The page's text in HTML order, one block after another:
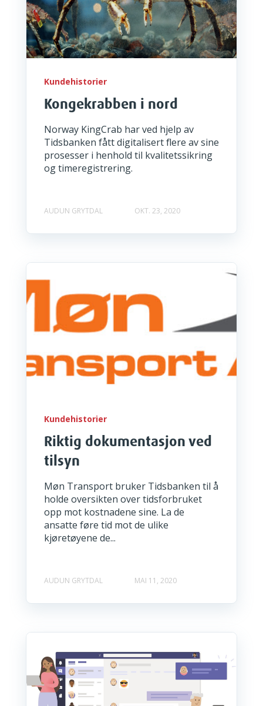
Kundehistorier
Kongekrabben i nord
Norway KingCrab har ved hjelp av
Tidsbanken fått digitalisert flere av sine
prosesser i henhold til kvalitetssikring
og timeregistrering.
AUDUN GRYTDAL OKT. 23, 2020
Kundehistorier
Riktig dokumentasjon ved
tilsyn
Møn Transport bruker Tidsbanken til å
holde oversikten over tidsforbruket
opp mot kostnadene sine. La de
ansatte føre tid mot de ulike
kjøretøyene de...
AUDUN GRYTDAL MAI 11, 2020